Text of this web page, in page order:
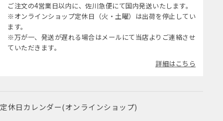
ご注文の4営業日以内に、佐川急便にて国内発送いたします。
※オンラインショップ定休日（火・土曜）は出荷を停止してい
ます。
※万が一、発送が遅れる場合はメールにて当店よりご連絡させ
ていただきます。
詳細はこちら
定休日カレンダー(オンラインショップ)